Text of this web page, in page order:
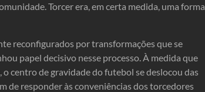
Torcer era, em certa medida, uma forma
reconfigurados por transformações que se
papel decisivo nesse processo. À medida que
centro de gravidade do futebol se deslocou das
de responder às conveniências dos torcedores